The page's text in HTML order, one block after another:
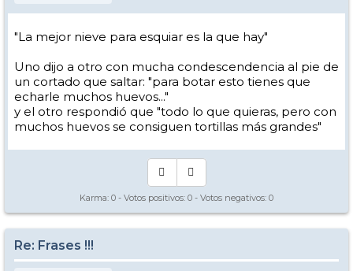
"La mejor nieve para esquiar es la que hay"
Uno dijo a otro con mucha condescendencia al pie de
un cortado que saltar: "para botar esto tienes que
echarle muchos huevos..."
y el otro respondió que "todo lo que quieras, pero con
muchos huevos se consiguen tortillas más grandes"
Karma: 0 - Votos positivos: 0 - Votos negativos: 0
Re: Frases !!!